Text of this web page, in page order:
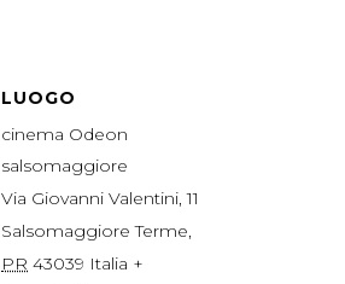
LUOGO
cinema Odeon
salsomaggiore
Via Giovanni Valentini, 11
Salsomaggiore Terme,
PR 43039 Italia +